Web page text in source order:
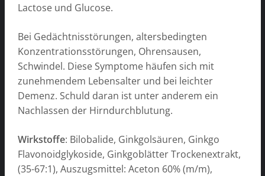
Lactose und Glucose.
Bei Gedächtnisstörungen, altersbedingten
Konzentrationsstörungen, Ohrensausen,
Schwindel. Diese Symptome häufen sich mit
zunehmendem Lebensalter und bei leichter
Demenz. Schuld daran ist unter anderem ein
Nachlassen der Hirndurchblutung.
Wirkstoffe: Bilobalide, Ginkgolsäuren, Ginkgo
Flavonoidglykoside, Ginkgoblätter Trockenextrakt,
(35-67:1), Auszugsmittel: Aceton 60% (m/m),